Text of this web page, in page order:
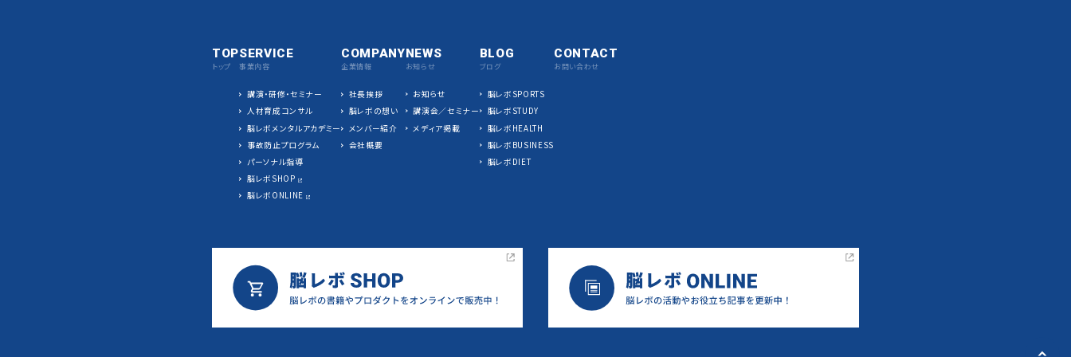
TOP
トップ
SERVICE
事業内容
講演・研修・セミナー
人材育成コンサル
脳レボメンタルアカデミー
事故防止プログラム
パーソナル指導
脳レボSHOP
脳レボONLINE
COMPANY
企業情報
社長挨拶
脳レボの想い
メンバー紹介
会社概要
NEWS
お知らせ
お知らせ
講演会／セミナー
メディア掲載
BLOG
ブログ
脳レボSPORTS
脳レボSTUDY
脳レボHEALTH
脳レボBUSINESS
脳レボDIET
CONTACT
お問い合わせ